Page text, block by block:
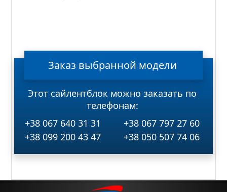
Заказ выбранной модели
Этот сайлентблок можно заказать по
телефонам:
+38 067 640 31 31
+38 067 797 27 60
+38 099 200 43 47
+38 050 507 74 06